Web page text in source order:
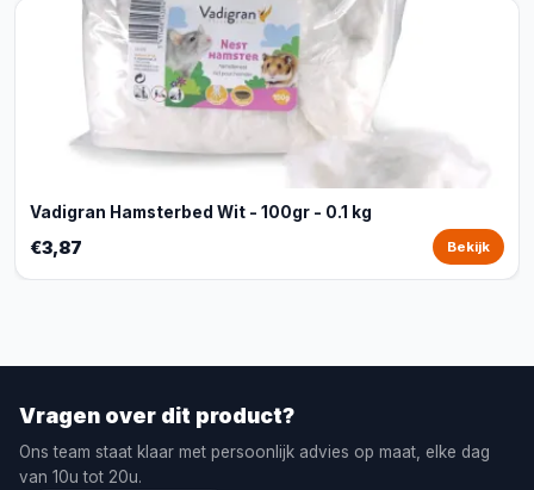
Vadigran Hamsterbed Wit - 100gr - 0.1 kg
€3,87 Bekijk
Vragen over dit product?
Ons team staat klaar met persoonlijk advies op maat, elke dag
van 10u tot 20u.